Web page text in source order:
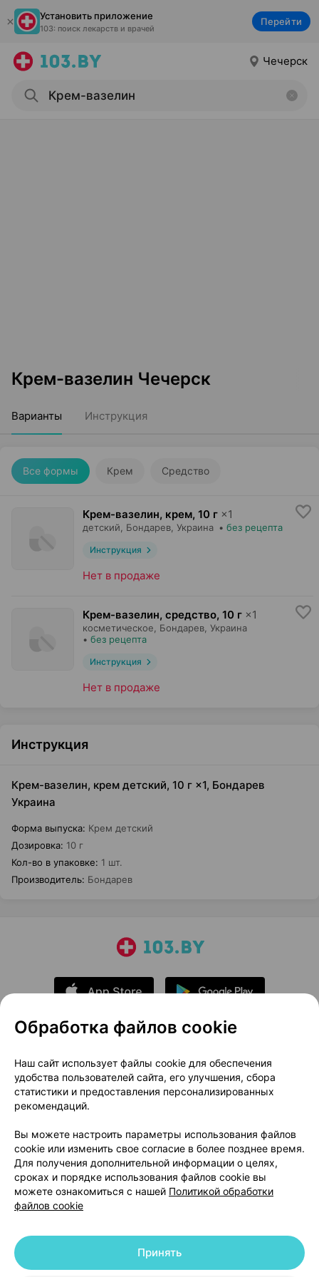
Установить приложение
103: поиск лекарств и врачей
Перейти
Чечерск
Крем-вазелин Чечерск
Варианты Инструкция
Все формы Крем Средство
Крем-вазелин, крем, 10 г ×1
детский, Бондарев , Украина • без рецепта
Инструкция
Нет в продаже
Крем-вазелин, средство, 10 г ×1
косметическое, Бондарев , Украина
• без рецепта
Инструкция
Нет в продаже
Инструкция
Крем-вазелин, крем детский, 10 г ×1, Бондарев
Украина
Форма выпуска: Крем детский
Дозировка: 10 г
Кол-во в упаковке: 1 шт.
Производитель: Бондарев
О проекте
Новости проекта
Размещение рекламы
Медицинский маркетинг
Публичный договор
Доставка
Способы оплаты
Вакансии
Партнеры
Написать руководителю 103.by
Написать в поддержку
Персональные настройки Cookie
© 2026 ООО «Артокс Лаб», УНП 191700409 | 220012, Республика Беларусь,
Обработка файлов cookie
Наш сайт использует файлы cookie для обеспечения
удобства пользователей сайта, его улучшения, сбора
статистики и предоставления персонализированных
рекомендаций.
Вы можете настроить параметры использования файлов
cookie или изменить свое согласие в более позднее время.
Для получения дополнительной информации о целях,
сроках и порядке использования файлов cookie вы
можете ознакомиться с нашей Политикой обработки
файлов cookie
Принять